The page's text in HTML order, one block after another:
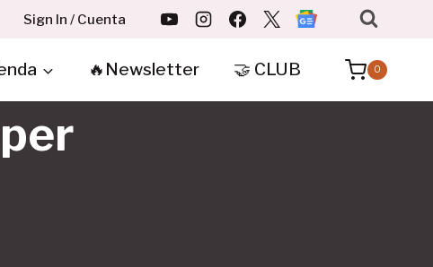
Sign In / Cuenta
🔥Newsletter 🤝 CLUB 0